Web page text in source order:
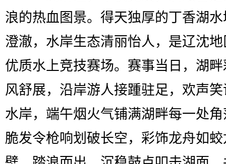
浪的热血图景。得天独厚的丁香湖
澄澈，水岸生态清丽怡人，是辽沈
优质水上竞技赛场。赛事当日，湖
风舒展，沿岸游人接踵驻足，欢声
水岸，端午烟火气铺满湖畔每一处
脆发令枪响划破长空，彩饰龙舟如